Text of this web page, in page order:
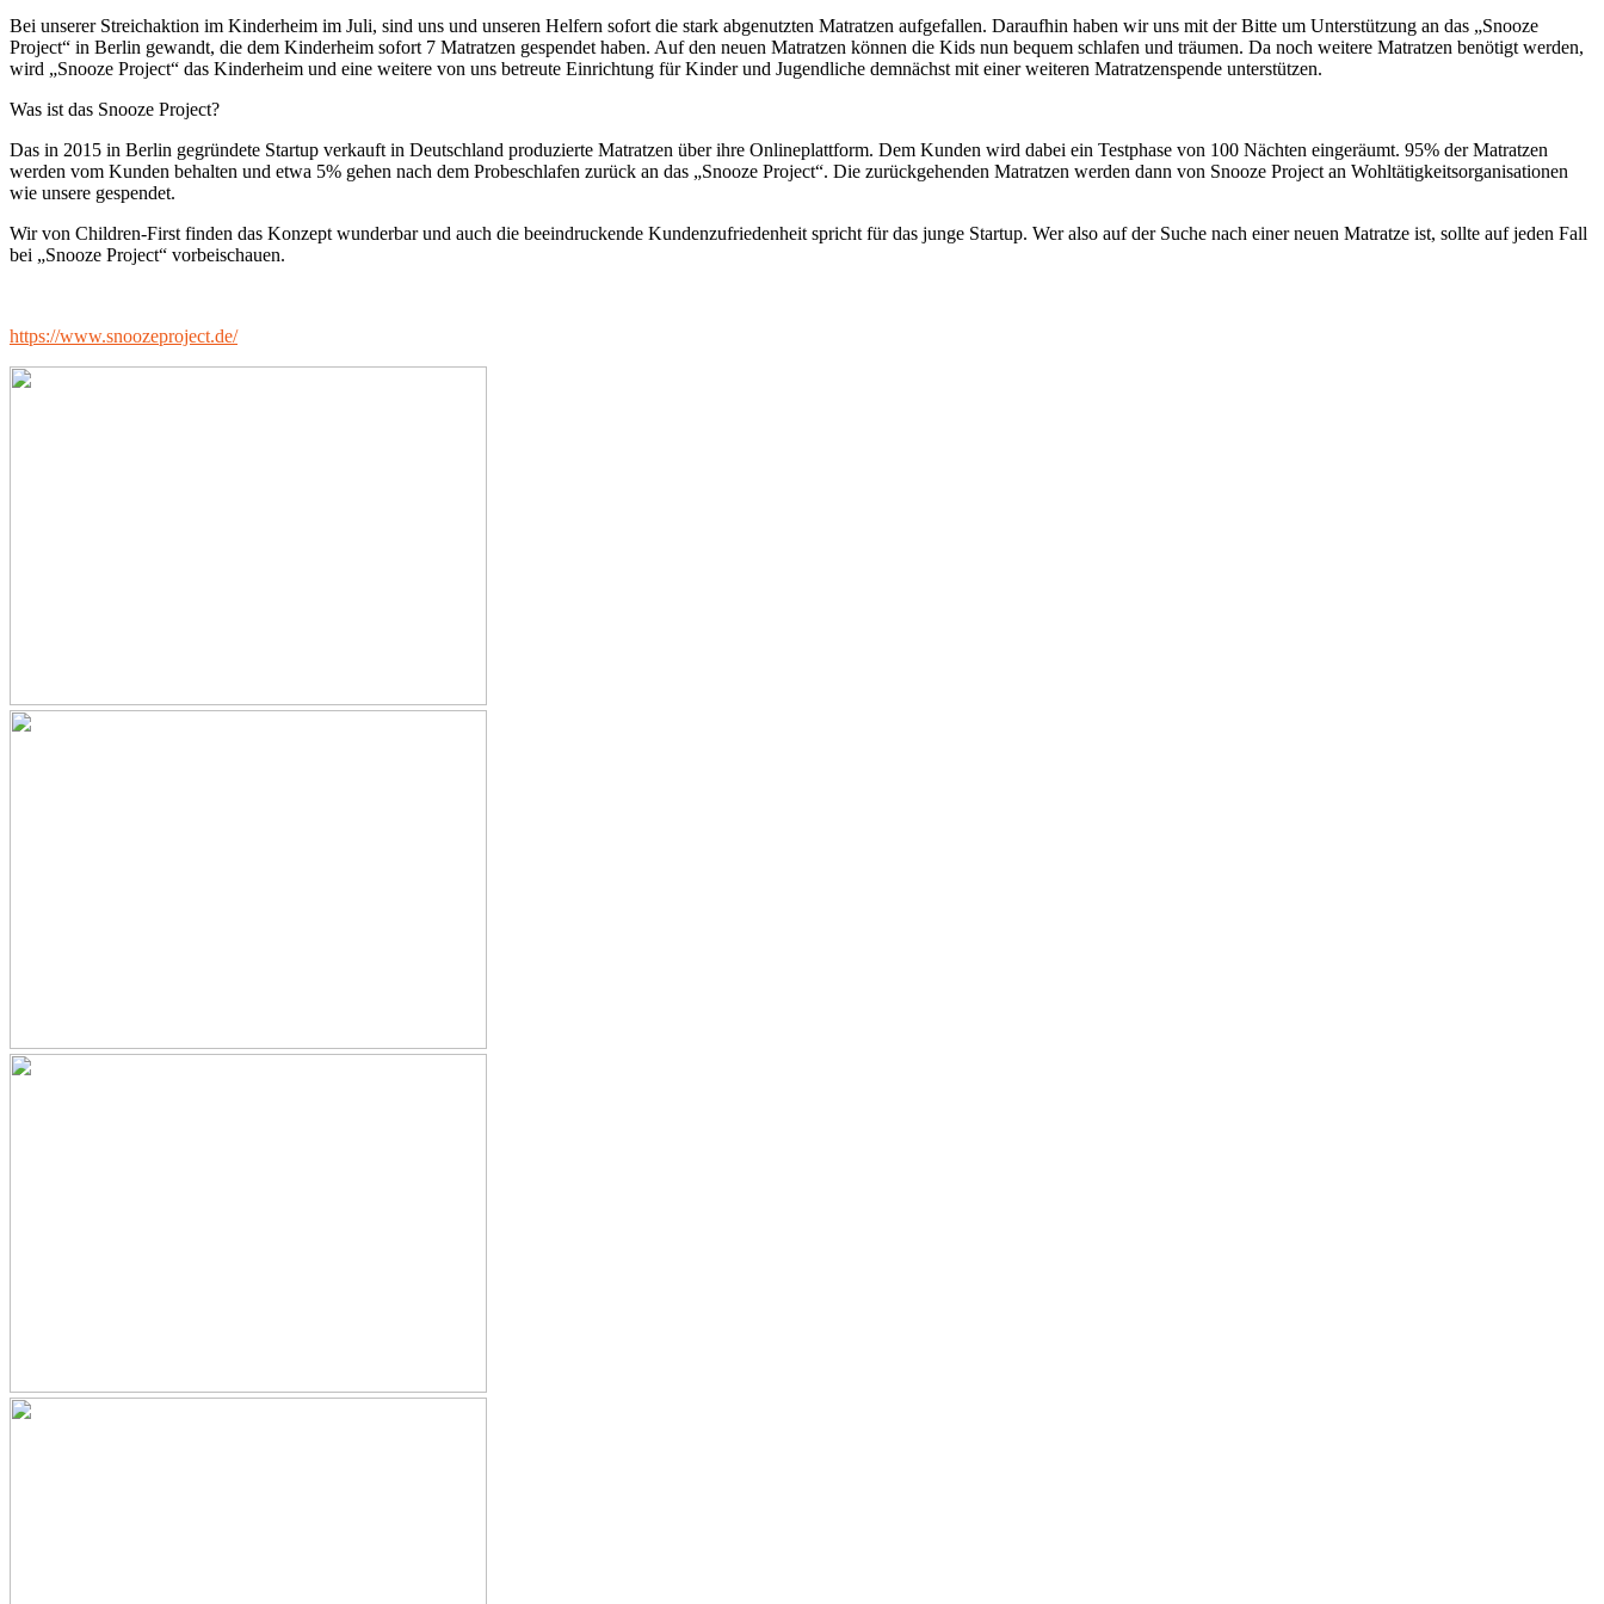
Bei unserer Streichaktion im Kinderheim im Juli, sind uns und unseren Helfern sofort die stark abgenutzten Matratzen aufgefallen. Daraufhin haben wir uns mit der Bitte um Unterstützung an das „Snooze
Project“ in Berlin gewandt, die dem Kinderheim sofort 7 Matratzen gespendet haben. Auf den neuen Matratzen können die Kids nun bequem schlafen und träumen. Da noch weitere Matratzen benötigt werden,
wird „Snooze Project“ das Kinderheim und eine weitere von uns betreute Einrichtung für Kinder und Jugendliche demnächst mit einer weiteren Matratzenspende unterstützen.
Was ist das Snooze Project?
Das in 2015 in Berlin gegründete Startup verkauft in Deutschland produzierte Matratzen über ihre Onlineplattform. Dem Kunden wird dabei ein Testphase von 100 Nächten eingeräumt. 95% der Matratzen
werden vom Kunden behalten und etwa 5% gehen nach dem Probeschlafen zurück an das „Snooze Project“. Die zurückgehenden Matratzen werden dann von Snooze Project an Wohltätigkeitsorganisationen
wie unsere gespendet.
Wir von Children-First finden das Konzept wunderbar und auch die beeindruckende Kundenzufriedenheit spricht für das junge Startup. Wer also auf der Suche nach einer neuen Matratze ist, sollte auf jeden Fall
bei „Snooze Project“ vorbeischauen.
https://www.snoozeproject.de/